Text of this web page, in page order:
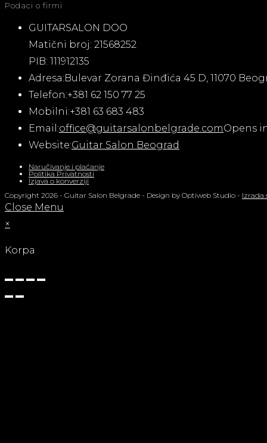
Podaci o firmi
GUITARSALON DOO
Matični broj: 21568252
PIB: 111912135
Adresa:Bulevar Zorana Đinđića 45 D, 11070
Telefon:+381 62 150 77 25
Mobilni:+381 63 683 483
Email:office@guitarsalonbelgrade.comOpens
Website:Guitar Salon Beograd
Naručivanje i plaćanje
Politika Privatnosti
Izjava o konverziji
Copyright 2026 - Guitar Salon Belgrade - Design by Optiweb Studio - Izrada
Close Menu
×
Korpa